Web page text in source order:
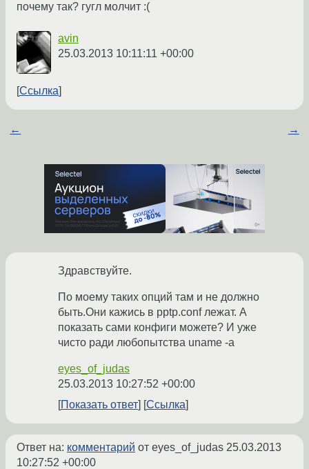
почему так? гугл молчит :(
avin
25.03.2013 10:11:11 +00:00
Ссылка
← →
Здравствуйте.
По моему таких опций там и не должно
быть.Они кажись в pptp.conf лежат. А
показать сами конфиги можете? И уже
чисто ради любопытства uname -a
eyes_of_judas
25.03.2013 10:27:52 +00:00
Показать ответ
Ссылка
Ответ на: комментарий от eyes_of_judas 25.03.2013
10:27:52 +00:00